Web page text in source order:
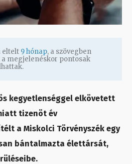
eltelt 9 hónap, a szövegben
megjelenéskor pontosak
kegyetlenséggel elkövetett
tizenöt év
a Miskolci Törvényszék egy
bántalmazta élettársát,